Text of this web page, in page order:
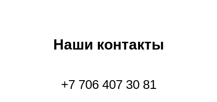
Наши контакты
+7 706 407 30 81